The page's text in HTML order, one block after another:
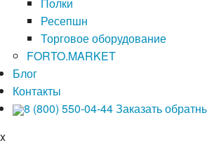
Полки
Ресепшн
Торговое оборудование
FORTO.MARKET
Блог
Контакты
8 (800) 550-04-44Заказать
x